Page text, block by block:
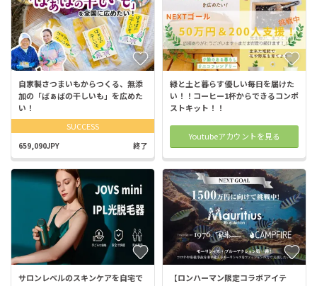
自家製さつまいもからつくる、無添
加の「ばぁばの干しいも」を広めた
い！
SUCCESS
659,090JPY 終了
緑と土と暮らす優しい毎日を届けた
い！！コーヒー1杯からできるコンポ
ストキット！！
Youtubeアカウントを見る
サロンレベルのスキンケアを自宅で
【ロンハーマン限定コラボアイテ